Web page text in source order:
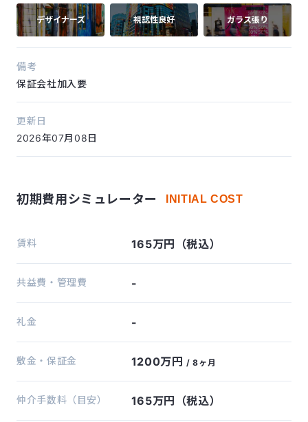
デザイナーズ 視認性良好 ガラス張り
備考
保証会社加入要
更新日
2026年07月08日
初期費用シミュレーター INITIAL COST
賃料 165万円（税込）
共益費・管理費 -
礼金 -
敷金・保証金 1200万円/ 8ヶ月
仲介手数料（目安） 165万円（税込）